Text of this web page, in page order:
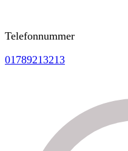
Telefonnummer
01789213213